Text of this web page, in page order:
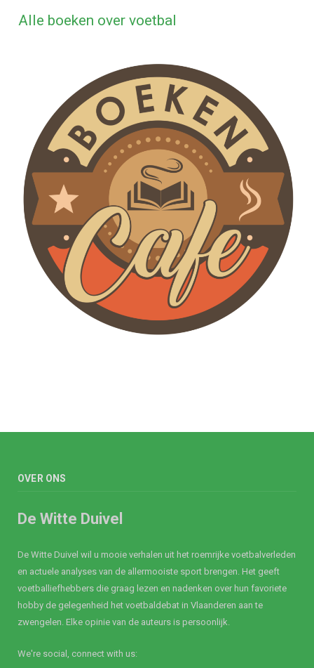
Alle boeken over voetbal
OVER ONS
De Witte Duivel
De Witte Duivel wil u mooie verhalen uit het roemrijke voetbalverleden
en actuele analyses van de allermooiste sport brengen. Het geeft
voetballiefhebbers die graag lezen en nadenken over hun favoriete
hobby de gelegenheid het voetbaldebat in Vlaanderen aan te
zwengelen. Elke opinie van de auteurs is persoonlijk.
We're social, connect with us: